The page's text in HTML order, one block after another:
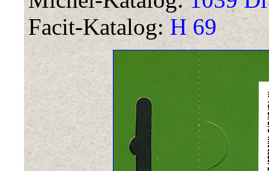
Facit-Katalog: H 69